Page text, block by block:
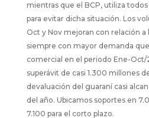
mientras que el BCP, utiliza
para evitar dicha situación. Los
Oct y Nov mejoran con relación
siempre con mayor demanda
comercial en el periodo Ene-
superávit de casi 1.300 millones
devaluación del guaraní casi
del año. Ubicamos soportes en
7.100 para el corto plazo.